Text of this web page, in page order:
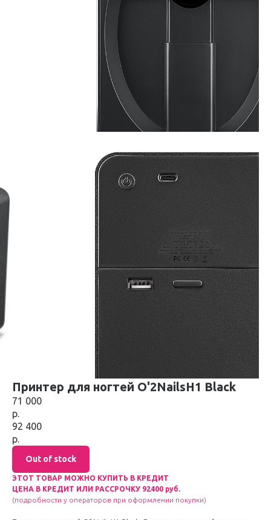
Принтер для ногтей O'2NailsH1 Black
71 000
р.
92 400
р.
Out of stock
ЭТОТ ТОВАР МОЖНО КУПИТЬ В КРЕДИТ
ЦЕНА В КРЕДИТ ИЛИ РАССРОЧКУ 92400 руб.
(подробности у операторов при оформлении покупки)